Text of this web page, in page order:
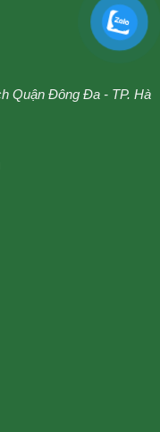
Quận Đông Đa - TP. Hà